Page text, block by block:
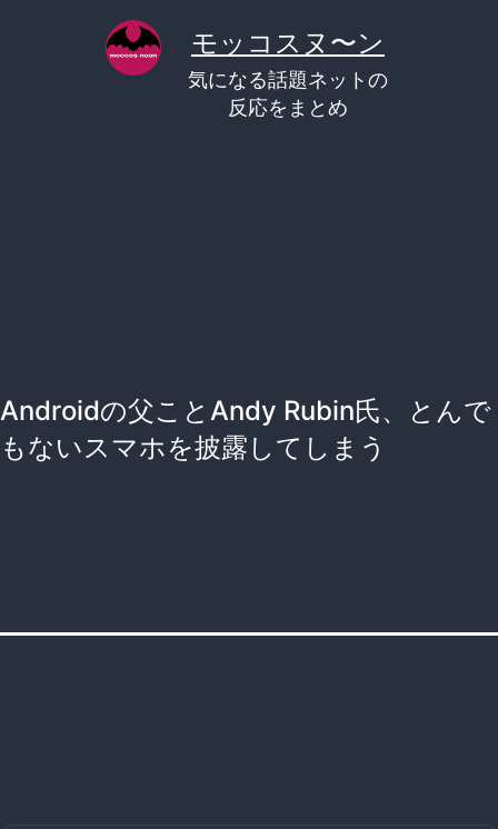
モッコスヌ〜ン
気になる話題ネットの
反応をまとめ
Androidの父ことAndy Rubin氏、とんで
もないスマホを披露してしまう